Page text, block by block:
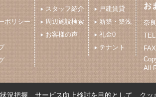
ポリシー
スタッフ紹介
周辺施設検索
お客様の声
戸建賃貸
新築・築浅
礼金0
テナント
お
奈
All
況把握、サービス向上検討を目的として、ク